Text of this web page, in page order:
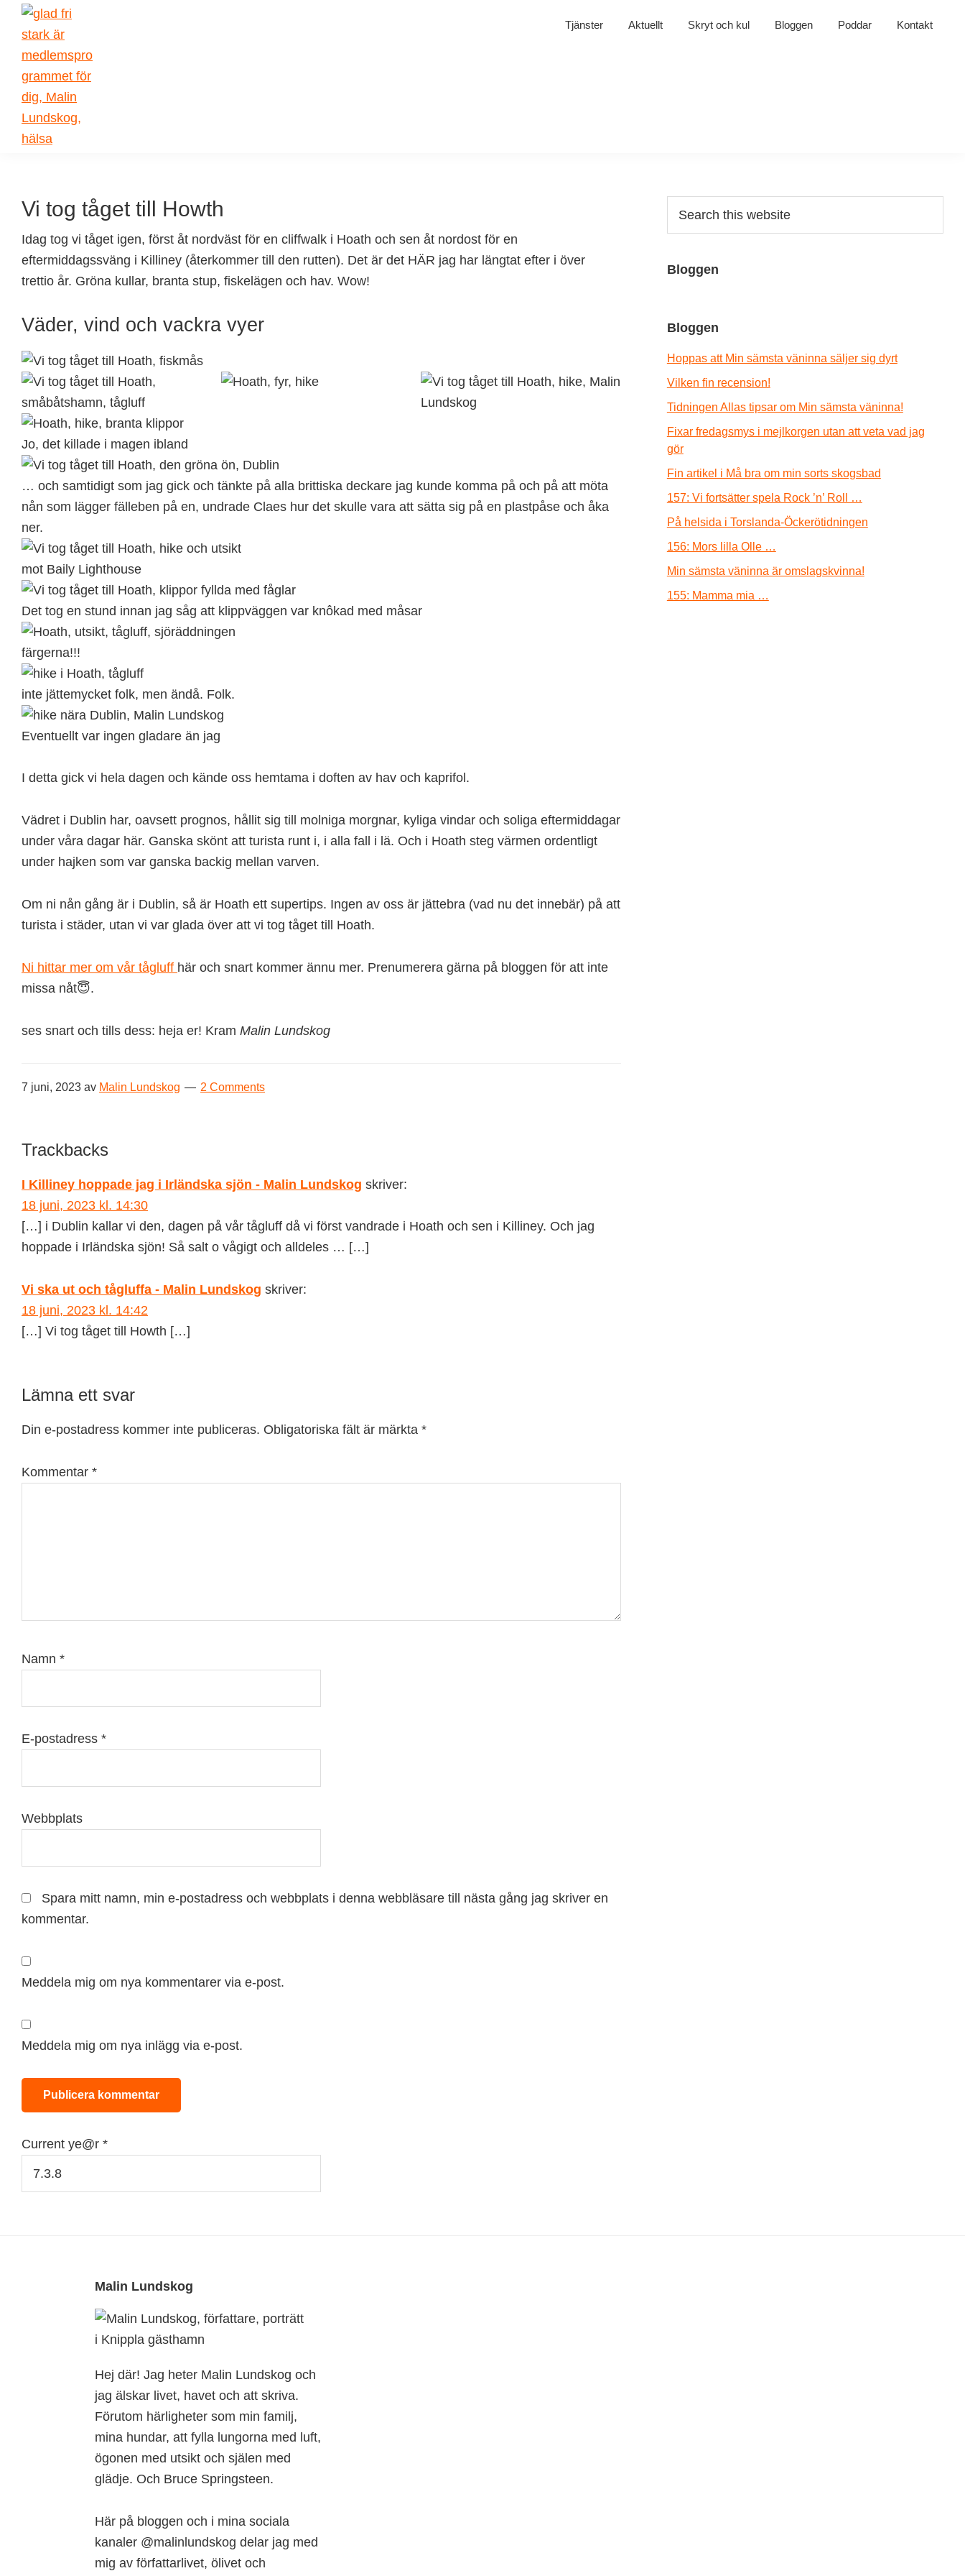
Skip
primary
navigation
Skip
main
content
Skip
primary
sidebar
Skip
footer
livsglädje
Tjänster Aktuellt Skryt och kul Bloggen Poddar Kontakt
Vi tog tåget till Howth
Idag tog vi tåget igen, först åt nordväst för en cliffwalk i Hoath och sen åt nordost för en
eftermiddagssväng i Killiney (återkommer till den rutten). Det är det HÄR jag har längtat efter i över
trettio år. Gröna kullar, branta stup, fiskelägen och hav. Wow!
Väder, vind och vackra vyer
Jo, det killade i magen ibland
… och samtidigt som jag gick och tänkte på alla brittiska deckare jag kunde komma på och på att möta
nån som lägger fälleben på en, undrade Claes hur det skulle vara att sätta sig på en plastpåse och åka
ner.
mot Baily Lighthouse
Det tog en stund innan jag såg att klippväggen var knôkad med måsar
färgerna!!!
inte jättemycket folk, men ändå. Folk.
Eventuellt var ingen gladare än jag
I detta gick vi hela dagen och kände oss hemtama i doften av hav och kaprifol.
Vädret i Dublin har, oavsett prognos, hållit sig till molniga morgnar, kyliga vindar och soliga eftermiddagar
under våra dagar här. Ganska skönt att turista runt i, i alla fall i lä. Och i Hoath steg värmen ordentligt
under hajken som var ganska backig mellan varven.
Om ni nån gång är i Dublin, så är Hoath ett supertips. Ingen av oss är jättebra (vad nu det innebär) på att
turista i städer, utan vi var glada över att vi tog tåget till Hoath.
Ni hittar mer om vår tågluff här och snart kommer ännu mer. Prenumerera gärna på bloggen för att inte
missa nåt😇.
ses snart och tills dess: heja er! Kram Malin Lundskog
7 juni, 2023 av Malin Lundskog 2 Comments
Reader
Interactions
Trackbacks
I Killiney hoppade jag i Irländska sjön - Malin Lundskog skriver:
18 juni, 2023 kl. 14:30
[…] i Dublin kallar vi den, dagen på vår tågluff då vi först vandrade i Hoath och sen i Killiney. Och jag
hoppade i Irländska sjön! Så salt o vågigt och alldeles … […]
Vi ska ut och tågluffa - Malin Lundskog skriver:
18 juni, 2023 kl. 14:42
[…] Vi tog tåget till Howth […]
Lämna ett svar
Din e-postadress kommer inte publiceras. Obligatoriska fält är märkta *
Kommentar *
Namn *
E-postadress *
Webbplats
Spara mitt namn, min e-postadress och webbplats i denna webbläsare till nästa gång jag skriver en
kommentar.
Meddela mig om nya kommentarer via e-post.
Meddela mig om nya inlägg via e-post.
Current ye@r *
Primary
Sidebar
this
Bloggen
Bloggen
Hoppas att Min sämsta väninna säljer sig dyrt
Vilken fin recension!
Tidningen Allas tipsar om Min sämsta väninna!
Fixar fredagsmys i mejlkorgen utan att veta vad jag
gör
Fin artikel i Må bra om min sorts skogsbad
157: Vi fortsätter spela Rock ’n’ Roll …
På helsida i Torslanda-Öckerötidningen
156: Mors lilla Olle …
Min sämsta väninna är omslagskvinna!
155: Mamma mia …
Malin Lundskog
Hej där! Jag heter Malin Lundskog och
jag älskar livet, havet och att skriva.
Förutom härligheter som min familj,
mina hundar, att fylla lungorna med luft,
ögonen med utsikt och själen med
glädje. Och Bruce Springsteen.
Här på bloggen och i mina sociala
kanaler @malinlundskog delar jag med
mig av författarlivet, ölivet och